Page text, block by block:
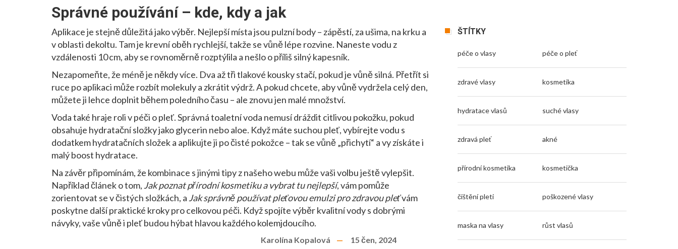
Správné používání – kde, kdy a jak
Aplikace je stejně důležitá jako výběr. Nejlepší místa jsou pulzní body – zápěstí, za ušima, na krku a
v oblasti dekoltu. Tam je krevní oběh rychlejší, takže se vůně lépe rozvine. Naneste vodu z
vzdálenosti 10 cm, aby se rovnoměrně rozptýlila a nešlo o příliš silný kapesník.
Nezapomeňte, že méně je někdy více. Dva až tři tlakové kousky stačí, pokud je vůně silná. Přetřít si
ruce po aplikaci může rozbít molekuly a zkrátit výdrž. A pokud chcete, aby vůně vydržela celý den,
můžete ji lehce doplnit během poledního času – ale znovu jen malé množství.
Voda také hraje roli v péči o pleť. Správná toaletní voda nemusí dráždit citlivou pokožku, pokud
obsahuje hydratační složky jako glycerin nebo aloe. Když máte suchou pleť, vybírejte vodu s
dodatkem hydratačních složek a aplikujte ji po čisté pokožce – tak se vůně „přichytí“ a vy získáte i
malý boost hydratace.
Na závěr připomínám, že kombinace s jinými tipy z našeho webu může vaši volbu ještě vylepšit.
Například článek o tom, Jak poznat přírodní kosmetiku a vybrat tu nejlepší, vám pomůže
zorientovat se v čistých složkách, a Jak správně používat pleťovou emulzi pro zdravou pleťvám
poskytne další praktické kroky pro celkovou péči. Když spojíte výběr kvalitní vody s dobrými
návyky, vaše vůně i pleť budou hýbat hlavou každého kolemjdoucího.
Karolína Kopalová 15 čen, 2024
ŠTÍTKY
péče o vlasy péče o pleť
zdravé vlasy kosmetika
hydratace vlasů suché vlasy
zdravá pleť akné
přírodní kosmetika kosmetička
čištění pleti poškozené vlasy
maska na vlasy růst vlasů